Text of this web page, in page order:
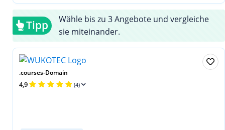
Tipp
Wähle bis zu 3 Angebote und vergleiche
sie miteinander.
.courses-Domain
4,9 (4)